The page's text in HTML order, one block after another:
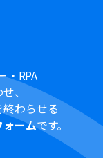
項目を画像や
ことが可能です。
で設定できます。
保存するドキュメ
任意で設定して
ュメントのそれ
・RPA
、
わらせる
ォームです。